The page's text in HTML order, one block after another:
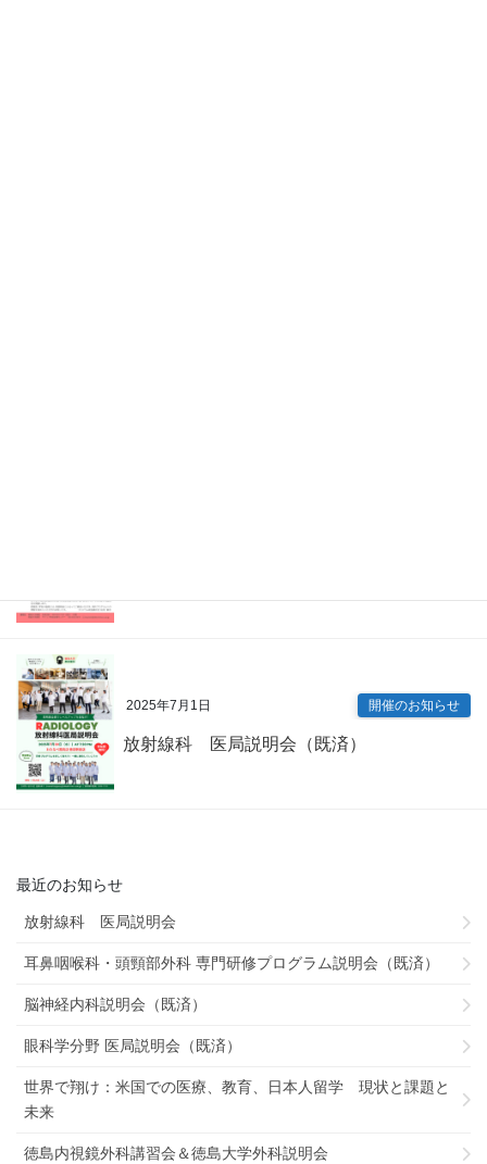
2025年7月1日 開催のお知らせ
放射線科 医局説明会（既済）
最近のお知らせ
放射線科 医局説明会
耳鼻咽喉科・頭頸部外科 専門研修プログラム説明会（既済）
脳神経内科説明会（既済）
眼科学分野 医局説明会（既済）
世界で翔け：米国での医療、教育、日本人留学 現状と課題と
未来
徳島内視鏡外科講習会＆徳島大学外科説明会